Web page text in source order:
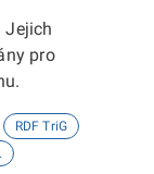
Jejich
pro
RDF TriG